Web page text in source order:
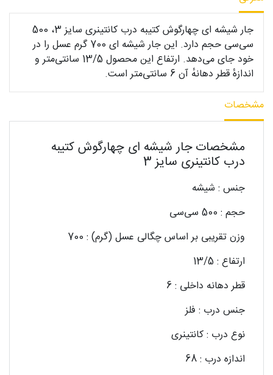
جار شیشه ای چهارگوش کتیبه درب کانتینری سایز 3، 500
سی‌سی حجم دارد. این جار شیشه ای 700 گرم عسل را در
خود جای می‌دهد. ارتفاع این محصول 13/5 سانتی‌متر و
اندازهٔ قطر دهانهٔ آن 6 سانتی‌متر است.
مشخصات
مشخصات جار شیشه ای چهارگوش کتیبه
درب کانتینری سایز 3
جنس : شیشه
حجم : 500 سی‌سی
وزن تقریبی بر اساس چگالی عسل (گرم) : 700
ارتفاع : 13/5
قطر دهانه داخلی : 6
جنس درب : فلز
نوع درب : کانتینری
اندازه درب : 68